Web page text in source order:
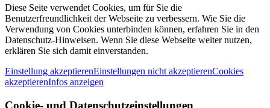
Diese Seite verwendet Cookies, um für Sie die
Benutzerfreundlichkeit der Webseite zu verbessern. Wie Sie die
Verwendung von Cookies unterbinden können, erfahren Sie in den
Datenschutz-Hinweisen. Wenn Sie diese Webseite weiter nutzen,
erklären Sie sich damit einverstanden.
Einstellung akzeptierenEinstellungen nicht akzeptierenCookies
akzeptierenInfos anzeigen
Cookie- und Datenschutzeinstellungen